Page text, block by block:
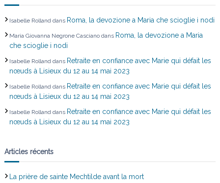
Isabelle Rollanddans Roma, la devozione a Maria che scioglie i nodi
Maria Giovanna Negrone Cascianodans Roma, la devozione a Maria
che scioglie i nodi
Isabelle Rollanddans Retraite en confiance avec Marie qui défait les
nœuds à Lisieux du 12 au 14 mai 2023
Isabelle Rollanddans Retraite en confiance avec Marie qui défait les
nœuds à Lisieux du 12 au 14 mai 2023
Isabelle Rollanddans Retraite en confiance avec Marie qui défait les
nœuds à Lisieux du 12 au 14 mai 2023
Articles récents
La prière de sainte Mechtilde avant la mort